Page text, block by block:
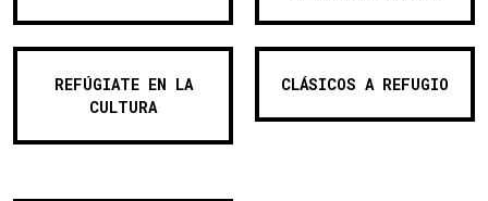
REFÚGIATE EN LA
CULTURA
CLÁSICOS A REFUGIO